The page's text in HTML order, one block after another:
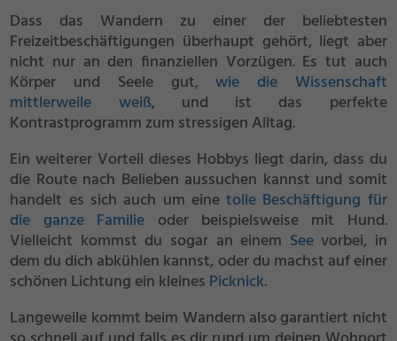
Dass das Wandern zu einer der beliebtesten
Freizeitbeschäftigungen überhaupt gehört, liegt aber
nicht nur an den finanziellen Vorzügen. Es tut auch
Körper und Seele gut,wie die Wissenschaft
mittlerweile weiß, und ist das perfekte
Kontrastprogramm zum stressigen Alltag.
Ein weiterer Vorteil dieses Hobbys liegt darin, dass du
die Route nach Belieben aussuchen kannst und somit
handelt es sich auch um einetolle Beschäftigung für
die ganze Familie oder beispielsweise mit Hund.
Vielleicht kommst du sogar an einem Seevorbei, in
dem du dich abkühlen kannst, oder du machst auf einer
schönen Lichtung ein kleines Picknick.
Langeweile kommt beim Wandern also garantiert nicht